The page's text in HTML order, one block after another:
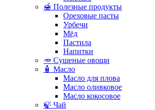
🍯 Полезные продукты
Ореховые пасты
Урбечи
Мёд
Пастила
Напитки
🥕 Сушеные овощи
🧴 Масло
Масло для плова
Масло оливковое
Масло кокосовое
🍃 Чай